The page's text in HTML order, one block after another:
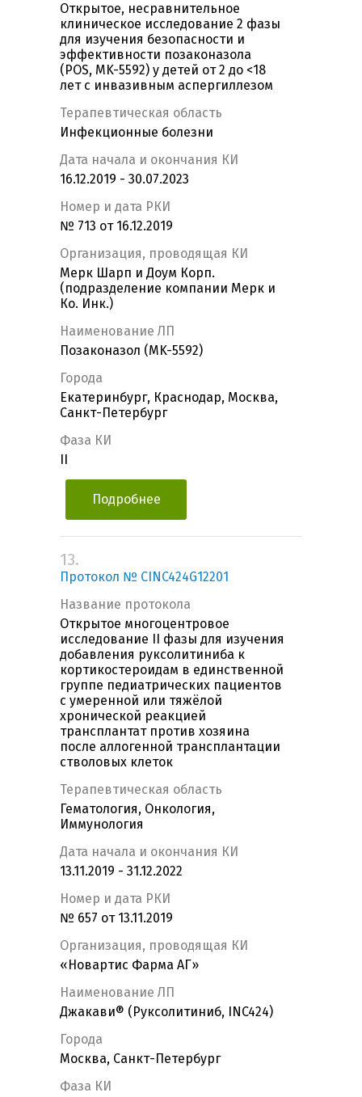
Открытое, несравнительное
клиническое исследование 2 фазы
для изучения безопасности и
эффективности позаконазола
(POS, MK-5592) у детей от 2 до <18
лет с инвазивным аспергиллезом
Терапевтическая область
Инфекционные болезни
Дата начала и окончания КИ
16.12.2019 - 30.07.2023
Номер и дата РКИ
№ 713 от 16.12.2019
Организация, проводящая КИ
Мерк Шарп и Доум Корп.
(подразделение компании Мерк и
Ко. Инк.)
Наименование ЛП
Позаконазол (MK-5592)
Города
Екатеринбург, Краснодар, Москва,
Санкт-Петербург
Фаза КИ
Подробнее
13.
Протокол № CINC424G12201
Название протокола
Открытое многоцентровое
исследование II фазы для изучения
добавления руксолитиниба к
кортикостероидам в единственной
группе педиатрических пациентов
с умеренной или тяжёлой
хронической реакцией
трансплантат против хозяина
после аллогенной трансплантации
стволовых клеток
Терапевтическая область
Гематология, Онкология,
Иммунология
Дата начала и окончания КИ
13.11.2019 - 31.12.2022
Номер и дата РКИ
№ 657 от 13.11.2019
Организация, проводящая КИ
«Новартис Фарма АГ»
Наименование ЛП
Джакави® (Руксолитиниб, INC424)
Города
Москва, Санкт-Петербург
Фаза КИ